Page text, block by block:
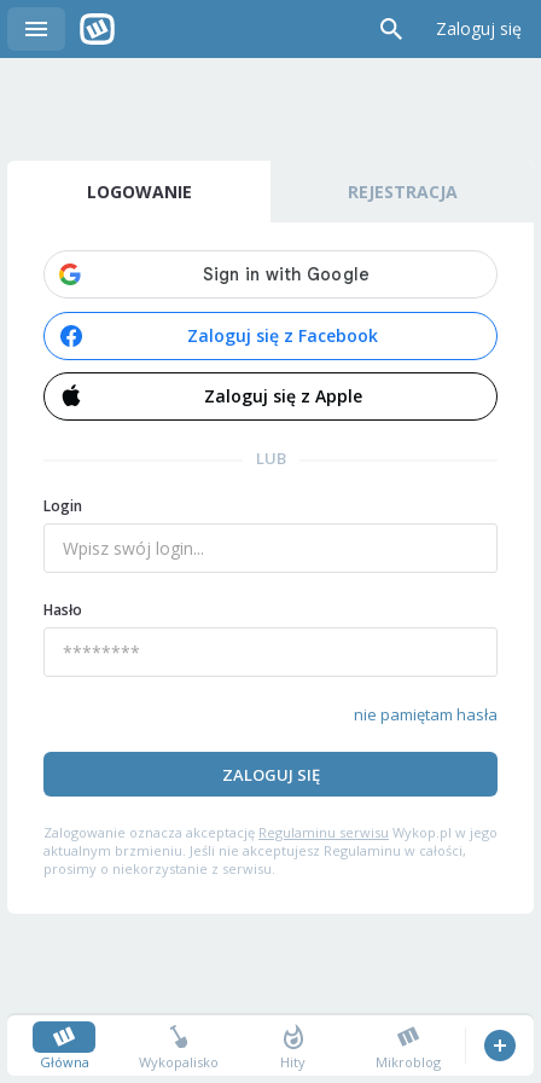
Zaloguj się
LOGOWANIE REJESTRACJA
Zaloguj się z Facebook
Zaloguj się z Apple
LUB
Login
Hasło
nie pamiętam hasła
ZALOGUJ SIĘ
Zalogowanie oznacza akceptację Regulaminu serwisu Wykop.pl w jego
aktualnym brzmieniu. Jeśli nie akceptujesz Regulaminu w całości,
prosimy o niekorzystanie z serwisu.
Główna Wykopalisko Hity Mikroblog